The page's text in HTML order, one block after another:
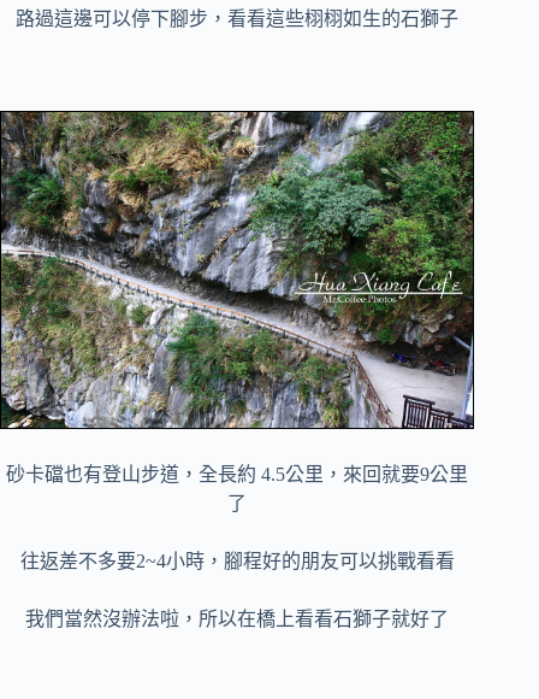
路過這邊可以停下腳步，看看這些栩栩如生的石獅子
砂卡礑也有登山步道，全長約 4.5公里，來回就要9公里
了
往返差不多要2~4小時，腳程好的朋友可以挑戰看看
我們當然沒辦法啦，所以在橋上看看石獅子就好了